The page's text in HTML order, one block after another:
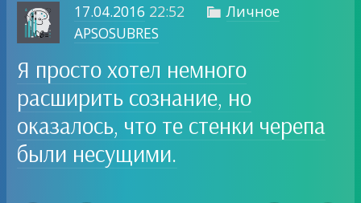
17.04.2016 22:52  Личное
APSOSUBRES
Я просто хотел немного
расширить сознание, но
оказалось, что те стенки черепа
были несущими.